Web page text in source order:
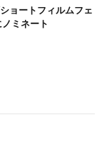
ョートフィルムフェ
ミネート